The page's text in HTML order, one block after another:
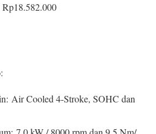
Air Cooled 4-Stroke, SOHC dan